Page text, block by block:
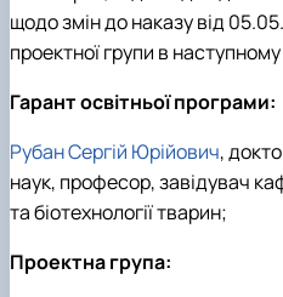
щодо змін до наказу від
проектної групи в
Гарант освітньої програми:
Рубан Сергій Юрійович,
наук, професор, завідувач
та біотехнології тварин;
Проектна група: